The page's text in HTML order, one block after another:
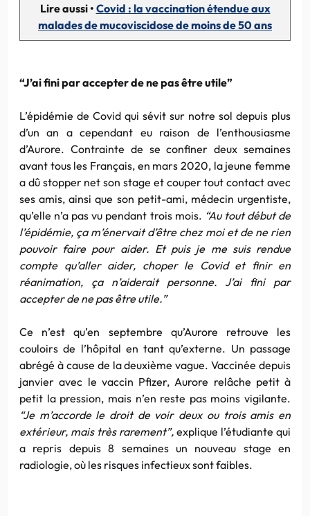
Lire aussi • Covid : la vaccination étendue aux
malades de mucoviscidose de moins de 50 ans
“J’ai fini par accepter de ne pas être utile”
L’épidémie de Covid qui sévit sur notre sol depuis plus
d’un an a cependant eu raison de l’enthousiasme
d’Aurore. Contrainte de se confiner deux semaines
avant tous les Français, en mars 2020, la jeune femme
a dû stopper net son stage et couper tout contact avec
ses amis, ainsi que son petit-ami, médecin urgentiste,
qu’elle n’a pas vu pendant trois mois. “Au tout début de
l’épidémie, ça m’énervait d’être chez moi et de ne rien
pouvoir faire pour aider. Et puis je me suis rendue
compte qu’aller aider, choper le Covid et finir en
réanimation, ça n’aiderait personne. J’ai fini par
accepter de ne pas être utile.”
Ce n’est qu’en septembre qu’Aurore retrouve les
couloirs de l’hôpital en tant qu’externe. Un passage
abrégé à cause de la deuxième vague. Vaccinée depuis
janvier avec le vaccin Pfizer, Aurore relâche petit à
petit la pression, mais n’en reste pas moins vigilante.
“Je m’accorde le droit de voir deux ou trois amis en
extérieur, mais très rarement”, explique l’étudiante qui
a repris depuis 8 semaines un nouveau stage en
radiologie, où les risques infectieux sont faibles.